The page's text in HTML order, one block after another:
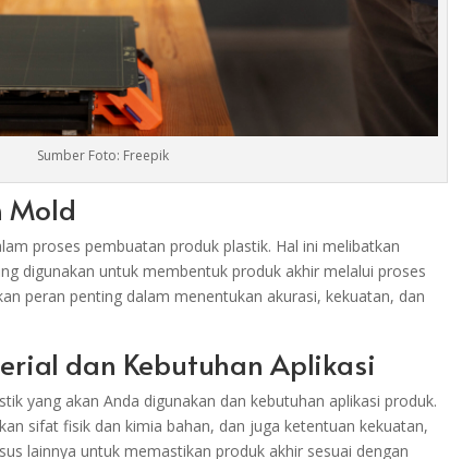
Sumber Foto: Freepik
Mold
proses pembuatan produk plastik. Hal ini melibatkan
digunakan untuk membentuk produk akhir melalui proses
peran penting dalam menentukan akurasi, kekuatan, dan
dan Kebutuhan Aplikasi
yang akan Anda digunakan dan kebutuhan aplikasi produk.
sifat fisik dan kimia bahan, dan juga ketentuan kekuatan,
lainnya untuk memastikan produk akhir sesuai dengan